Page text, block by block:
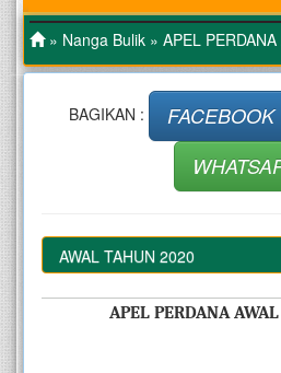
» Nanga Bulik » APEL
BAGIKAN : FACEBOOK
AWAL TAHUN 2020
APEL PERDANA